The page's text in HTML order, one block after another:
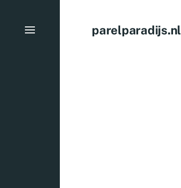
parelparadijs.nl